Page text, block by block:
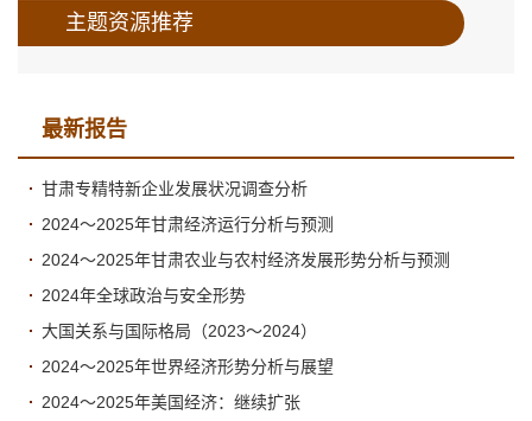
主题资源推荐
最新报告
甘肃专精特新企业发展状况调查分析
2024～2025年甘肃经济运行分析与预测
2024～2025年甘肃农业与农村经济发展形势分析与预测
2024年全球政治与安全形势
大国关系与国际格局（2023～2024）
2024～2025年世界经济形势分析与展望
2024～2025年美国经济：继续扩张